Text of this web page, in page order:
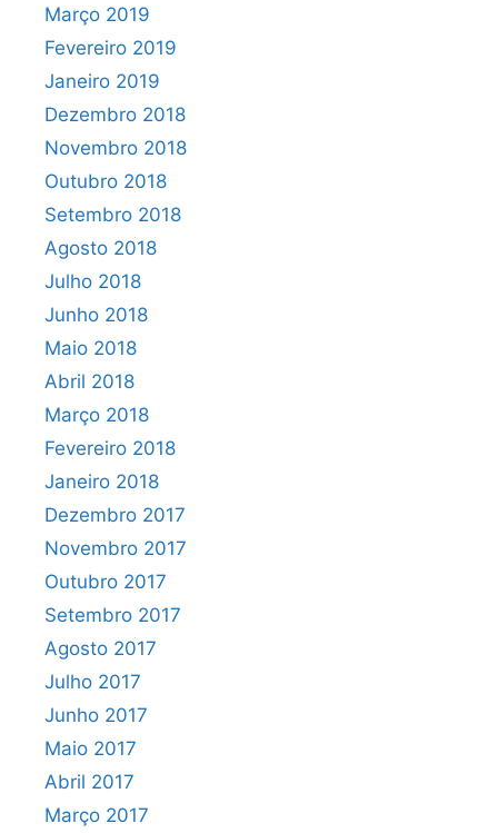
Março 2019
Fevereiro 2019
Janeiro 2019
Dezembro 2018
Novembro 2018
Outubro 2018
Setembro 2018
Agosto 2018
Julho 2018
Junho 2018
Maio 2018
Abril 2018
Março 2018
Fevereiro 2018
Janeiro 2018
Dezembro 2017
Novembro 2017
Outubro 2017
Setembro 2017
Agosto 2017
Julho 2017
Junho 2017
Maio 2017
Abril 2017
Março 2017